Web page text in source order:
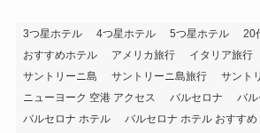
3つ星ホテル 4つ星ホテル 5つ星ホテル
20
おすすめホテル
アメリカ旅行 イタリア旅行
サントリーニ島
サントリーニ島旅行
サント
ニューヨーク 空港 アクセス
バルセロナ
バル
バルセロナ ホテル
バルセロナ ホテル おすすめ